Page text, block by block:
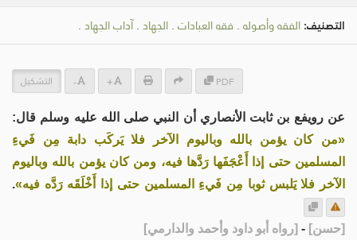
التصنيف: الفقه وأصوله . فقه العبادات . الجهاد .آداب الجهاد .
PDF
+
- التشكيل
عن رويفع بن ثابت الأنصاري أن النبي صلى الله عليه وسلم قال:
«من كان يؤمن بالله وباليوم الآخر فلا يَركَب دابة مِن فَيءِ
المسلمين حتى إذا أَعْجَفَها رَدَّها فيه، ومن كان يؤمن بالله وباليوم
الآخر فلا يَلبس ثوبا مِن فَيءِ المسلمين حتى إذا أَخْلَقَه رَدَّه فيه».
[حسن]
-
[رواه أبو داود وأحمد والدارمي]